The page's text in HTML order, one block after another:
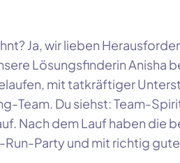
Ja, wir lieben
Lösungsfinderin Anisha
mit tatkräftiger
Team. Du siehst: Team-
Nach dem Lauf haben die
Party und mit richtig